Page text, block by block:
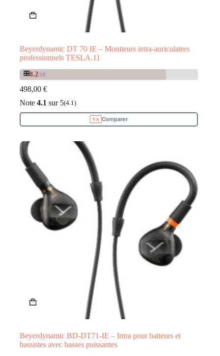
Beyerdynamic DT 70 IE – Moniteurs intra-auriculaires
professionnels TESLA.11
🎛️8.2/10
498,00 €
Note 4.1 sur 5(4.1)
Comparer
Beyerdynamic BD-DT71-IE – Intra pour batteurs et
bassistes avec basses puissantes